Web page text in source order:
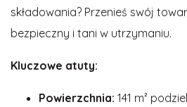
składowania? Przenieś swój
bezpieczny i tani w utrzymaniu.
Kluczowe atuty:
Powierzchnia: 141 m²